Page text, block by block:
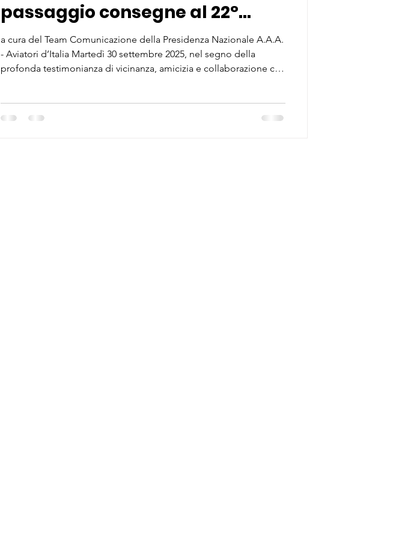
passaggio consegne al 22°
Gruppo DAMI
a cura del Team Comunicazione della Presidenza Nazionale A.A.A.
- Aviatori d’Italia Martedì 30 settembre 2025, nel segno della
profonda testimonianza di vicinanza, amicizia e collaborazione che